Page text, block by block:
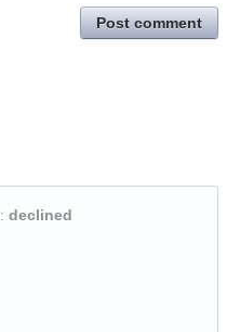
Post comment
: declined